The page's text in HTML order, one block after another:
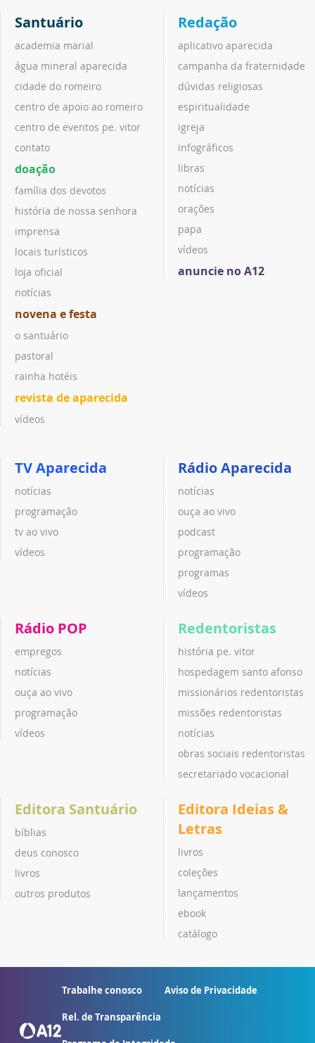
Santuário
academia marial
água mineral aparecida
cidade do romeiro
centro de apoio ao romeiro
centro de eventos pe. vitor
contato
doação
família dos devotos
história de nossa senhora
imprensa
locais turísticos
loja oficial
notícias
novena e festa
o santuário
pastoral
rainha hotéis
revista de aparecida
vídeos
Redação
aplicativo aparecida
campanha da fraternidade
dúvidas religiosas
espiritualidade
igreja
infográficos
libras
notícias
orações
papa
vídeos
anuncie no A12
TV Aparecida
notícias
programação
tv ao vivo
vídeos
Rádio Aparecida
notícias
ouça ao vivo
podcast
programação
programas
vídeos
Rádio POP
empregos
notícias
ouça ao vivo
programação
vídeos
Redentoristas
história pe. vitor
hospedagem santo afonso
missionários redentoristas
missões redentoristas
notícias
obras sociais redentoristas
secretariado vocacional
Editora Santuário
bíblias
deus conosco
livros
outros produtos
Editora Ideias &
Letras
livros
coleções
lançamentos
ebook
catálogo
Trabalhe conosco Aviso de Privacidade
Rel. de Transparência